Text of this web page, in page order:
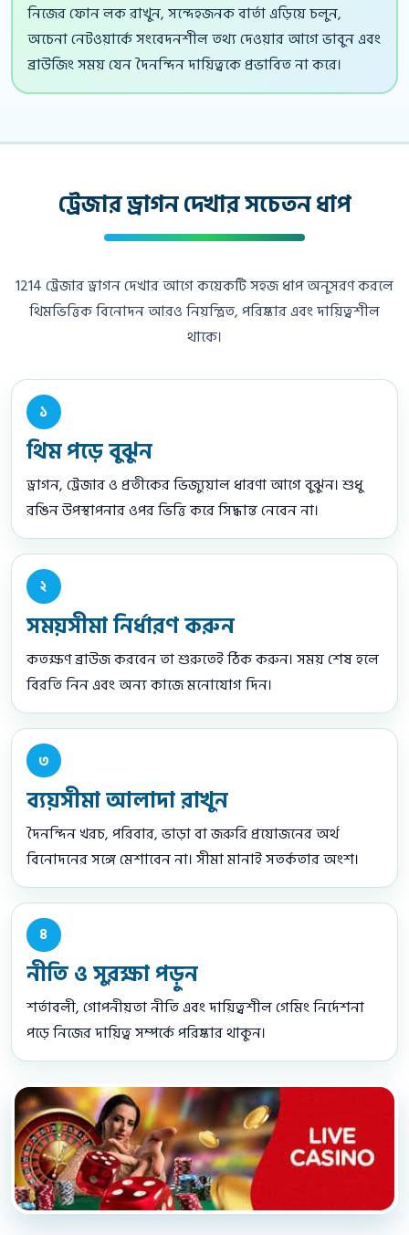
নিজের ফোন লক রাখুন, সন্দেহজনক বার্তা এড়িয়ে চলুন,
অচেনা নেটওয়ার্কে সংবেদনশীল তথ্য দেওয়ার আগে ভাবুন এবং
ব্রাউজিং সময় যেন দৈনন্দিন দায়িত্বকে প্রভাবিত না করে।
ট্রেজার ড্রাগন দেখার সচেতন ধাপ
1214 ট্রেজার ড্রাগন দেখার আগে কয়েকটি সহজ ধাপ অনুসরণ করলে
থিমভিত্তিক বিনোদন আরও নিয়ন্ত্রিত, পরিষ্কার এবং দায়িত্বশীল
থাকে।
১
থিম পড়ে বুঝুন
ড্রাগন, ট্রেজার ও প্রতীকের ভিজ্যুয়াল ধারণা আগে বুঝুন। শুধু
রঙিন উপস্থাপনার ওপর ভিত্তি করে সিদ্ধান্ত নেবেন না।
২
সময়সীমা নির্ধারণ করুন
কতক্ষণ ব্রাউজ করবেন তা শুরুতেই ঠিক করুন। সময় শেষ হলে
বিরতি নিন এবং অন্য কাজে মনোযোগ দিন।
৩
ব্যয়সীমা আলাদা রাখুন
দৈনন্দিন খরচ, পরিবার, ভাড়া বা জরুরি প্রয়োজনের অর্থ
বিনোদনের সঙ্গে মেশাবেন না। সীমা মানাই সতর্কতার অংশ।
৪
নীতি ও সুরক্ষা পড়ুন
শর্তাবলী, গোপনীয়তা নীতি এবং দায়িত্বশীল গেমিং নির্দেশনা
পড়ে নিজের দায়িত্ব সম্পর্কে পরিষ্কার থাকুন।